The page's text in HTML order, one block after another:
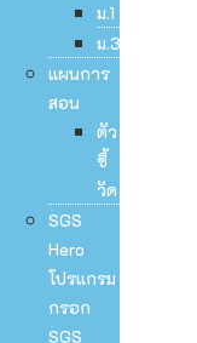
ม.1
ม.3
แผนการ
สอน
ตัว
ชี้
วัด
SGS
Hero
โปรแกรม
กรอก
SGS